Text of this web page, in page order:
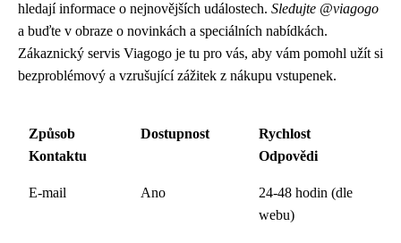
hledají informace o nejnovějších událostech. Sledujte @viagogo
a buďte v obraze o novinkách a speciálních nabídkách.
Zákaznický servis Viagogo je tu pro vás, aby vám pomohl užít si
bezproblémový a vzrušující zážitek z nákupu vstupenek.
Způsob
Kontaktu
Dostupnost
Rychlost
Odpovědi
E-mail Ano
24-48 hodin (dle
webu)